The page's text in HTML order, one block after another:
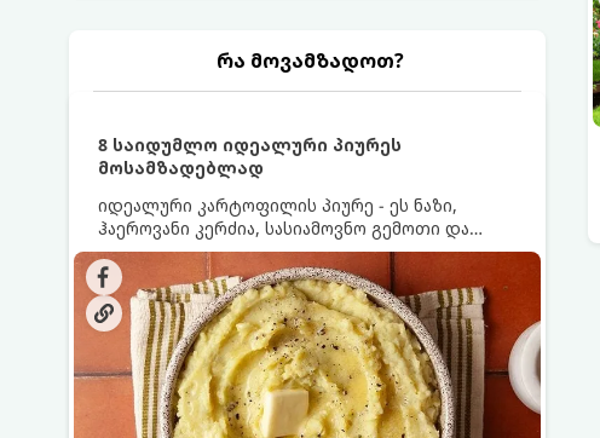
რა მოვამზადოთ?
8 საიდუმლო იდეალური პიურეს
მოსამზადებლად
იდეალური კარტოფილის პიურე - ეს ნაზი,
ჰაეროვანი კერძია, სასიამოვნო გემოთი და
ნაღების-მოყვითალო ფერით. მისი მომზადება
ძალიან მარტივია, მაგრამ არსებობს რამდენიმე
საიდუმლო, რომლებიც უნდა იცოდეთ, რომ
პიურე იდეალურად გემრიელი გამოვიდეს.